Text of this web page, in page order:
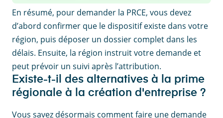
En résumé, pour demander la PRCE, vous devez
d’abord confirmer que le dispositif existe dans votre
région, puis déposer un dossier complet dans les
délais. Ensuite, la région instruit votre demande et
peut prévoir un suivi après l’attribution.
Existe-t-il des alternatives à la prime
régionale à la création d'entreprise ?
Vous savez désormais comment faire une demande